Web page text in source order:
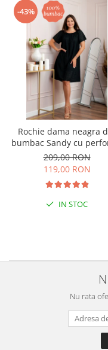
-43%
Rochie dama neagra
bumbac Sandy cu
209,00 RON
119,00 RON
IN STOC
Nu rata